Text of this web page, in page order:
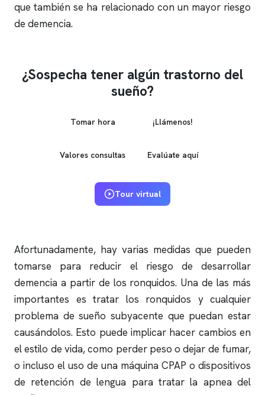
que también se ha relacionado con un mayor riesgo
de demencia.
¿Sospecha tener algún trastorno del
sueño?
Tomar hora ¡Llámenos!
Valores consultas Evalúate aquí
Tour virtual
Afortunadamente, hay varias medidas que pueden
tomarse para reducir el riesgo de desarrollar
demencia a partir de los ronquidos. Una de las más
importantes es tratar los ronquidos y cualquier
problema de sueño subyacente que puedan estar
causándolos. Esto puede implicar hacer cambios en
el estilo de vida, como perder peso o dejar de fumar,
o incluso el uso de una máquina CPAP o dispositivos
de retención de lengua para tratar la apnea del